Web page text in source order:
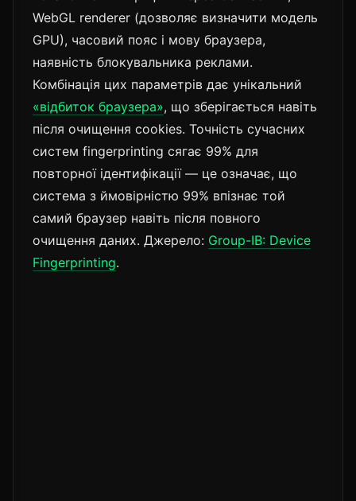
WebGL renderer (дозволяє визначити модель
GPU), часовий пояс і мову браузера,
наявність блокувальника реклами.
Комбінація цих параметрів дає унікальний
«відбиток браузера», що зберігається навіть
після очищення cookies. Точність сучасних
систем fingerprinting сягає 99% для
повторної ідентифікації — це означає, що
система з ймовірністю 99% впізнає той
самий браузер навіть після повного
очищення даних. Джерело: Group-IB: Device
Fingerprinting.